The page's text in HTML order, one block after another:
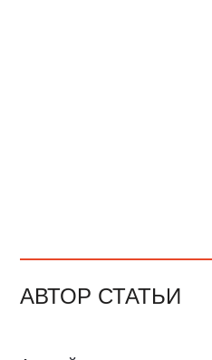
АВТОР СТАТЬИ